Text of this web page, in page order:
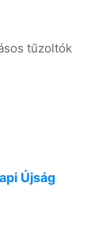
tűzoltók
Újság